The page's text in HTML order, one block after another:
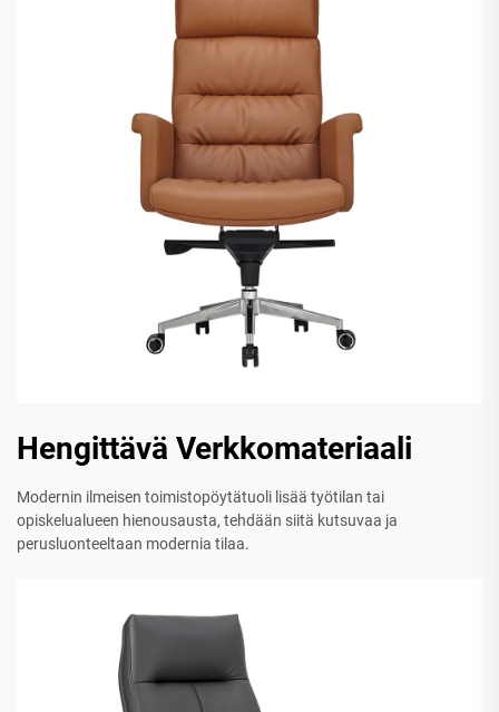
Hengittävä Verkkomateriaali
Modernin ilmeisen toimistopöytätuoli lisää työtilan tai
opiskelualueen hienousausta, tehdään siitä kutsuvaa ja
perusluonteeltaan modernia tilaa.